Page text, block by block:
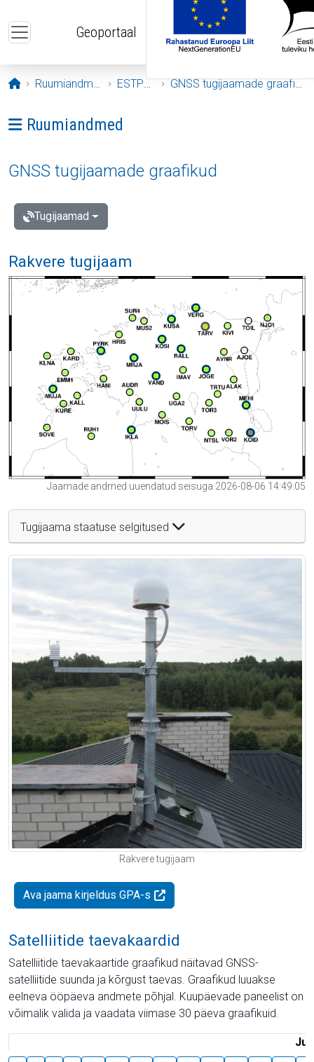
Geoportaal
Avaleht
Ruumiandmed ESTPOS GNSS tugijaamade graafikud
Ava menüü: Ruumiandmed
Ruumiandmed
GNSS tugijaamade graafikud
Tugijaamad
Rakvere tugijaam
Jaamade andmed uuendatud seisuga 2026-08-06 14:49:05
Tugijaama staatuse selgitused
Rakvere tugijaam
Ava jaama kirjeldus GPA-s
Satelliitide taevakaardid
Satelliitide taevakaartide graafikud näitavad GNSS-
satelliitide suunda ja kõrgust taevas. Graafikud luuakse
eelneva ööpäeva andmete põhjal. Kuupäevade paneelist on
võimalik valida ja vaadata viimase 30 päeva graafikuid.